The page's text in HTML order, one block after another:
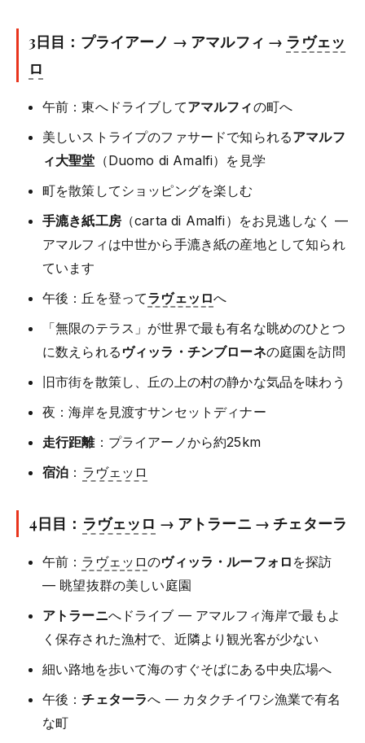
3日目：プライアーノ → アマルフィ → ラヴェッ
ロ
午前：東へドライブしてアマルフィの町へ
美しいストライプのファサードで知られるアマルフ
ィ大聖堂 （Duomo di Amalfi）を見学
町を散策してショッピングを楽しむ
手漉き紙工房（carta di Amalfi）をお見逃しなく —
アマルフィは中世から手漉き紙の産地として知られ
ています
午後：丘を登ってラヴェッロへ
「無限のテラス」が世界で最も有名な眺めのひとつ
に数えられる ヴィッラ・チンブローネの庭園を訪問
旧市街を散策し、丘の上の村の静かな気品を味わう
夜：海岸を見渡すサンセットディナー
走行距離：プライアーノから約25km
宿泊 ： ラヴェッロ
4日目： ラヴェッロ → アトラーニ → チェターラ
午前： ラヴェッロのヴィッラ・ルーフォロ を探訪
— 眺望抜群の美しい庭園
アトラーニへドライブ — アマルフィ海岸で最もよ
く保存された漁村で、近隣より観光客が少ない
細い路地を歩いて海のすぐそばにある中央広場へ
午後：チェターラへ — カタクチイワシ漁業で有名
な町